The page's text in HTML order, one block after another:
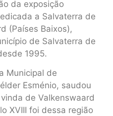
da exposição
a Salvaterra de
(Países Baixos),
de Salvaterra de
1995.
Municipal de
Esménio, saudou
de Valkenswaard
XVIII foi dessa região